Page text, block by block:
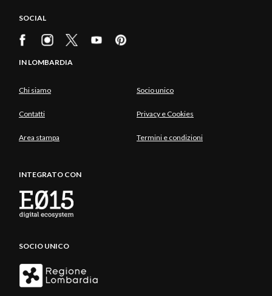
SOCIAL
IN LOMBARDIA
Chi siamo Socio unico
Contatti Privacy e Cookies
Area stampa Termini e condizioni
INTEGRATO CON
SOCIO UNICO